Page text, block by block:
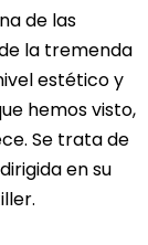
de las
la tremenda
estético y
hemos visto,
Se trata de
en su